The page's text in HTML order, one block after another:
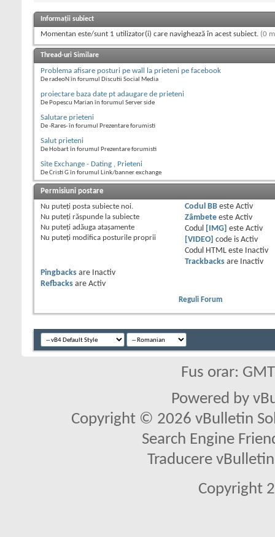
Informații subiect
Momentan este/sunt 1 utilizator(i) care navighează în acest subiect. (0
Thread-uri Similare
Problema afisare posturi pe wall la prieteni pe facebook
De radeoN în forumul Discutii Social Media
proiectare baza date pt adaugare de prieteni
De Popescu Marian în forumul Server side
Salutare prieteni
De -Rares- în forumul Prezentare forumisti
Salut prieteni
De Hobart în forumul Prezentare forumisti
Site Exchange - Dating , Prieteni
De Cristi G în forumul Link/banner exchange
Permisiuni postare
Nu puteţi posta subiecte noi.
Nu puteţi răspunde la subiecte
Nu puteţi adăuga ataşamente
Nu puteţi modifica posturile proprii
Codul BBeste Activ
Zâmbeteeste Activ
Codul
[IMG] este Activ
[VIDEO] code is Activ
Codul HTML este
Inactiv
Trackbacksare
Inactiv
Pingbacks are
Inactiv
Refbacks are Activ
Reguli Forum
Fus orar:
Powered by
Copyright © 2026 vBulletin
Search Engine
Traducere
Copyright